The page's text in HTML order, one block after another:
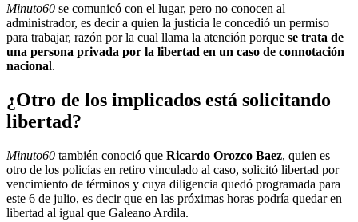
Minuto60 se comunicó con el lugar, pero no conocen al
administrador, es decir a quien la justicia le concedió un permiso
para trabajar, razón por la cual llama la atención porque se trata de
una persona privada por la libertad en un caso de connotación
nacional.
¿Otro de los implicados está solicitando
libertad?
Minuto60 también conoció que Ricardo Orozco Baez, quien es
otro de los policías en retiro vinculado al caso, solicitó libertad por
vencimiento de términos y cuya diligencia quedó programada para
este 6 de julio, es decir que en las próximas horas podría quedar en
libertad al igual que Galeano Ardila.